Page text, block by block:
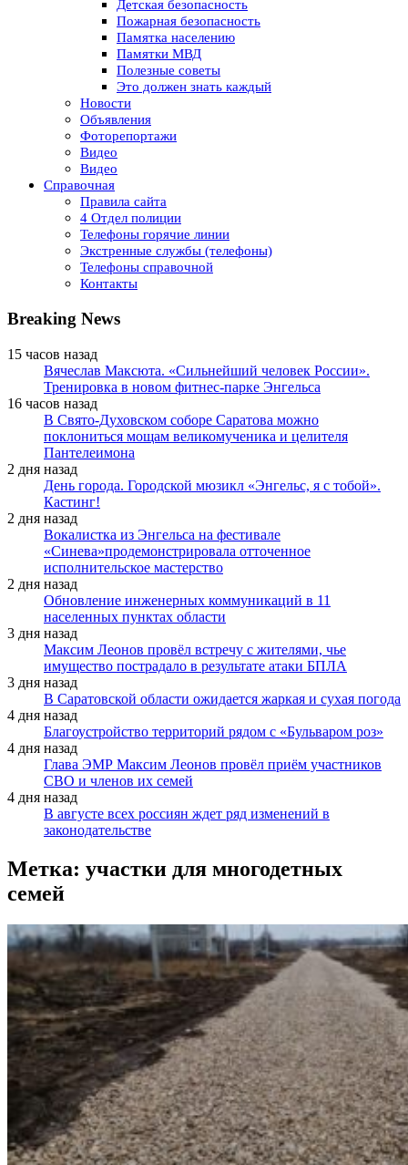
Детская безопасность
Пожарная безопасность
Памятка населению
Памятки МВД
Полезные советы
Это должен знать каждый
Новости
Объявления
Фоторепортажи
Видео
Видео
Справочная
Правила сайта
4 Отдел полиции
Телефоны горячие линии
Экстренные службы (телефоны)
Телефоны справочной
Контакты
Breaking News
15 часов назад
Вячеслав Максюта. «Сильнейший человек России».
Тренировка в новом фитнес-парке Энгельса
16 часов назад
В Свято-Духовском соборе Саратова можно
поклониться мощам великомученика и целителя
Пантелеимона
2 дня назад
День города. Городской мюзикл «Энгельс, я с тобой».
Кастинг!
2 дня назад
Вокалистка из Энгельса на фестивале
«Синева»продемонстрировала отточенное
исполнительское мастерство
2 дня назад
Обновление инженерных коммуникаций в 11
населенных пунктах области
3 дня назад
Максим Леонов провёл встречу с жителями, чье
имущество пострадало в результате атаки БПЛА
3 дня назад
В Саратовской области ожидается жаркая и сухая погода
4 дня назад
Благоустройство территорий рядом с «Бульваром роз»
4 дня назад
Глава ЭМР Максим Леонов провёл приём участников
СВО и членов их семей
4 дня назад
В августе всех россиян ждет ряд изменений в
законодательстве
Метка: участки для многодетных
семей